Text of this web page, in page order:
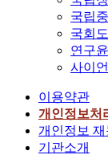
국립
국회
연구
사이
이용약관
개인정보처
개인정보 재
기관소개